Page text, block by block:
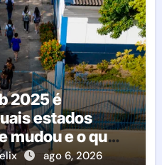
2025 é
estados
mudou e o que
brasileira
ago 6, 2026